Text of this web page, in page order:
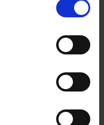
mit Win-CASA